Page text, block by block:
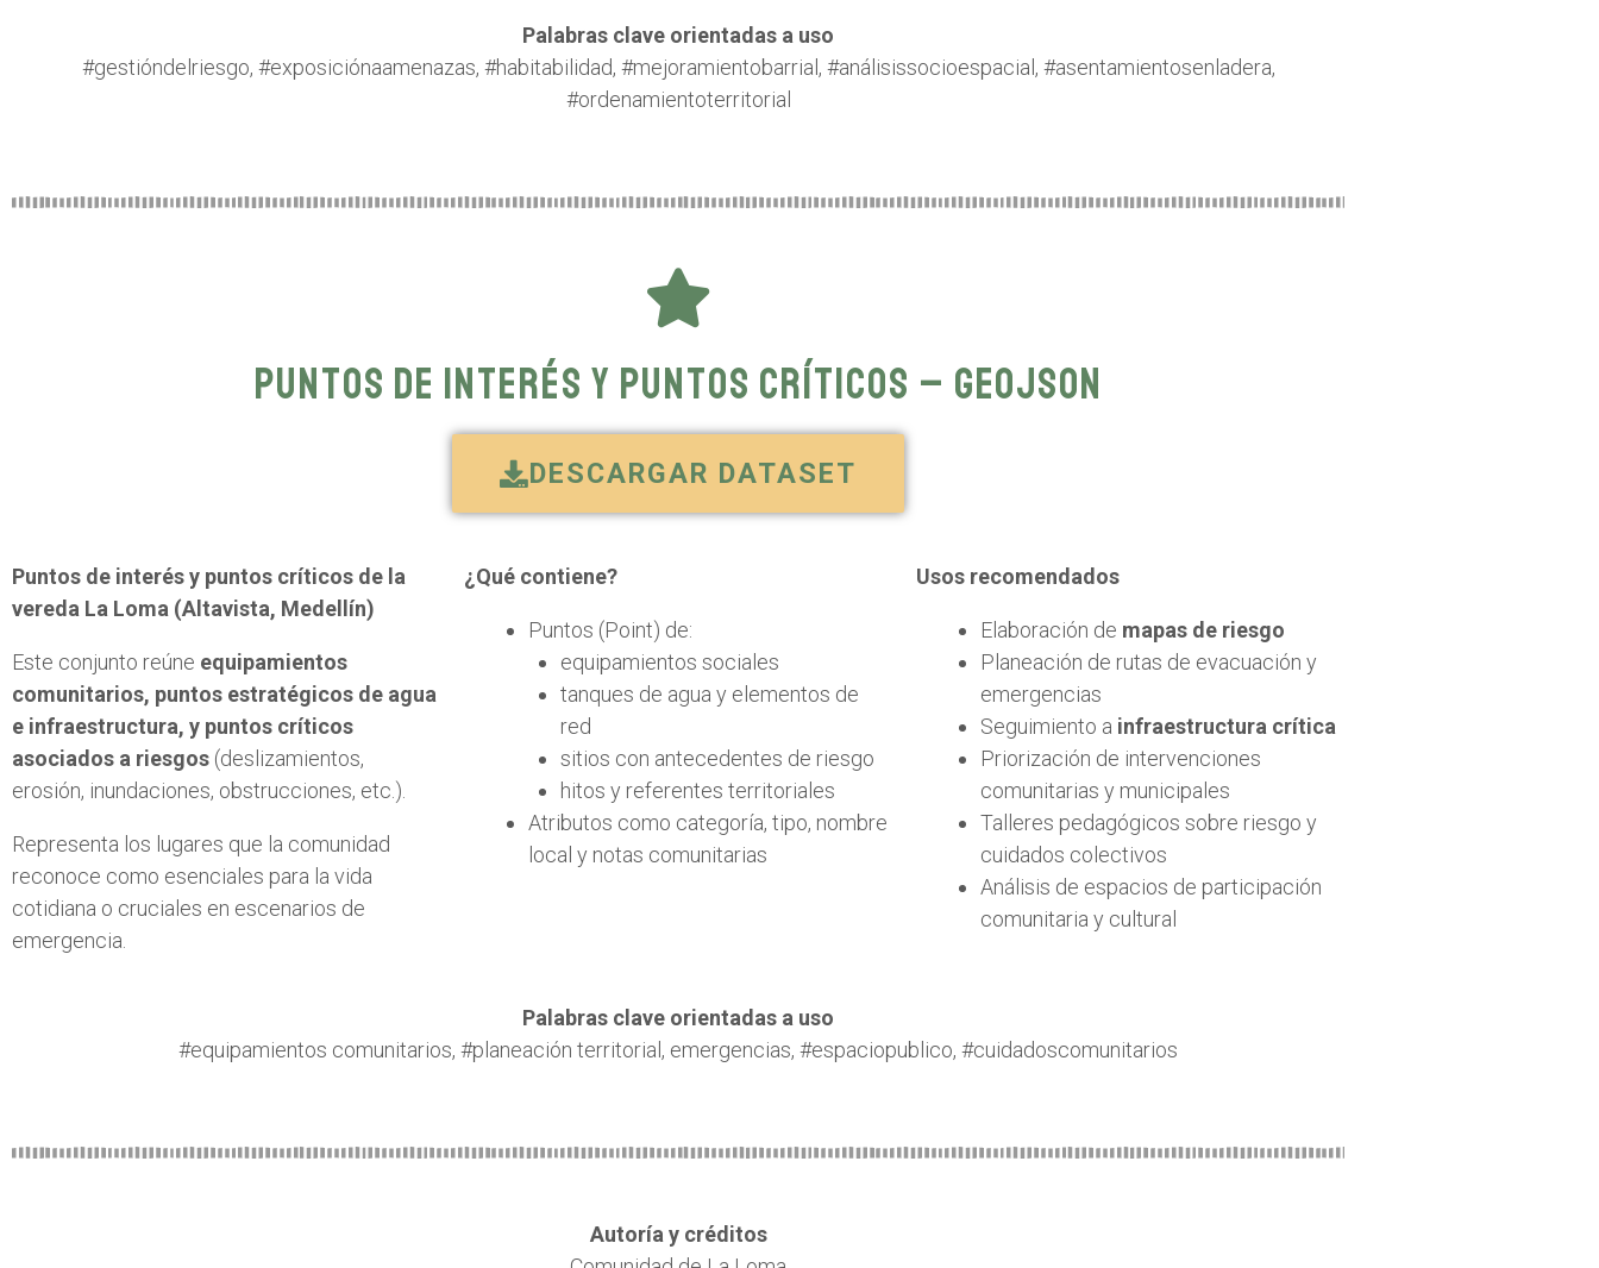
Palabras clave orientadas a uso
#gestióndelriesgo, #exposiciónaamenazas, #habitabilidad, #mejoramientobarrial, #análisissocioespacial, #asentamientosenladera,
#ordenamientoterritorial
Puntos de interés y puntos críticos – GeoJSON
DESCARGAR DATASET
Puntos de interés y puntos críticos de la
vereda La Loma (Altavista, Medellín)
Este conjunto reúne equipamientos
comunitarios, puntos estratégicos de agua
e infraestructura, y puntos críticos
asociados a riesgos (deslizamientos,
erosión, inundaciones, obstrucciones, etc.).
Representa los lugares que la comunidad
reconoce como esenciales para la vida
cotidiana o cruciales en escenarios de
emergencia.
¿Qué contiene?
Puntos (Point) de:
equipamientos sociales
tanques de agua y elementos de
red
sitios con antecedentes de riesgo
hitos y referentes territoriales
Atributos como categoría, tipo, nombre
local y notas comunitarias
Usos recomendados
Elaboración de mapas de riesgo
Planeación de rutas de evacuación y
emergencias
Seguimiento a infraestructura crítica
Priorización de intervenciones
comunitarias y municipales
Talleres pedagógicos sobre riesgo y
cuidados colectivos
Análisis de espacios de participación
comunitaria y cultural
Palabras clave orientadas a uso
#equipamientos comunitarios, #planeación territorial, emergencias, #espaciopublico, #cuidadoscomunitarios
Autoría y créditos